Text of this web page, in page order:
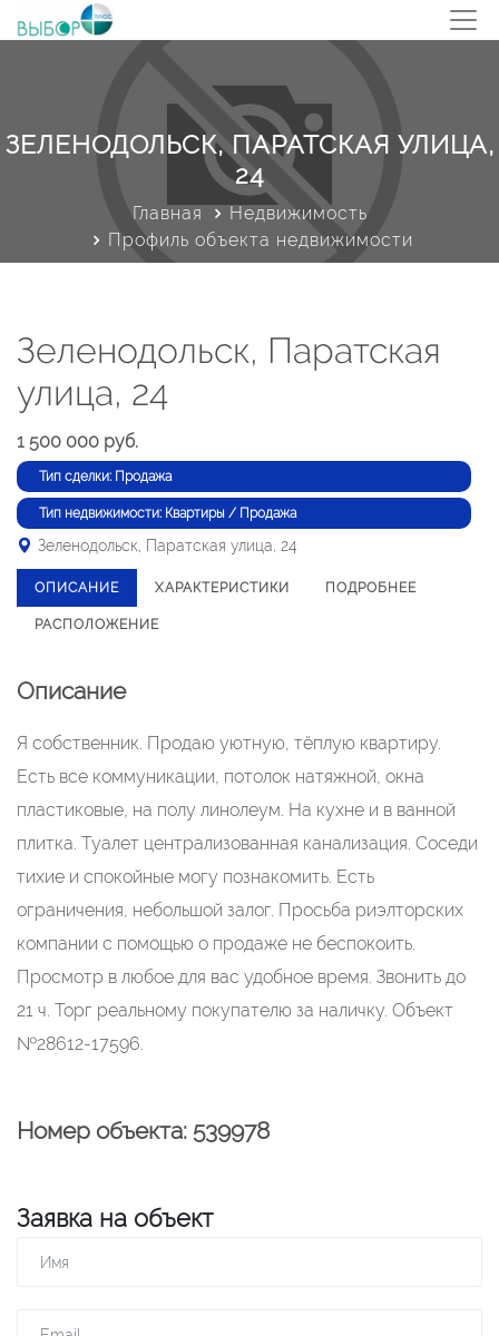
ЗЕЛЕНОДОЛЬСК, ПАРАТСКАЯ УЛИЦА,
24
Главная
Недвижимость
Профиль объекта недвижимости
Зеленодольск, Паратская
улица, 24
1 500 000 руб.
Тип сделки: Продажа
Тип недвижимости: Квартиры / Продажа
Зеленодольск, Паратская улица, 24
ОПИСАНИЕ ХАРАКТЕРИСТИКИ ПОДРОБНЕЕ
РАСПОЛОЖЕНИЕ
Описание
Я собственник. Продаю уютную, тёплую квартиру.
Есть все коммуникации, потолок натяжной, окна
пластиковые, на полу линолеум. На кухне и в ванной
плитка. Туалет централизованная канализация. Соседи
тихие и спокойные могу познакомить. Есть
ограничения, небольшой залог. Просьба риэлторских
компании с помощью о продаже не беспокоить.
Просмотр в любое для вас удобное время. Звонить до
21 ч. Торг реальному покупателю за наличку. Объект
№28612-17596.
Номер объекта: 539978
Заявка на объект